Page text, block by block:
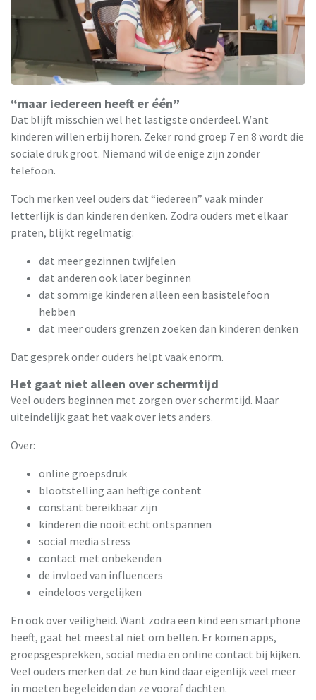
“maar iedereen heeft er één”
Dat blijft misschien wel het lastigste onderdeel. Want
kinderen willen erbij horen. Zeker rond groep 7 en 8 wordt die
sociale druk groot. Niemand wil de enige zijn zonder
telefoon.
Toch merken veel ouders dat “iedereen” vaak minder
letterlijk is dan kinderen denken. Zodra ouders met elkaar
praten, blijkt regelmatig:
dat meer gezinnen twijfelen
dat anderen ook later beginnen
dat sommige kinderen alleen een basistelefoon
hebben
dat meer ouders grenzen zoeken dan kinderen denken
Dat gesprek onder ouders helpt vaak enorm.
Het gaat niet alleen over schermtijd
Veel ouders beginnen met zorgen over schermtijd. Maar
uiteindelijk gaat het vaak over iets anders.
Over:
online groepsdruk
blootstelling aan heftige content
constant bereikbaar zijn
kinderen die nooit echt ontspannen
social media stress
contact met onbekenden
de invloed van influencers
eindeloos vergelijken
En ook over veiligheid. Want zodra een kind een smartphone
heeft, gaat het meestal niet om bellen. Er komen apps,
groepsgesprekken, social media en online contact bij kijken.
Veel ouders merken dat ze hun kind daar eigenlijk veel meer
in moeten begeleiden dan ze vooraf dachten.